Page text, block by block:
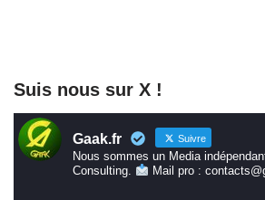
Suis nous sur X !
Gaak.fr Suivre
Nous sommes un Media
Consulting.
Mail pro :